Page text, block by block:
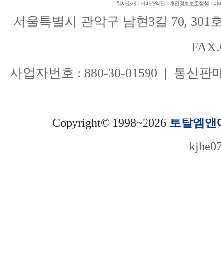
회사소개 서비스약관 개인정보보호정책 이
서울특별시 관악구 남현3길 70, 301
사업자번호 : 880-30-01590 | 통신판
Copyright© 1998~2026 토탈엠앤